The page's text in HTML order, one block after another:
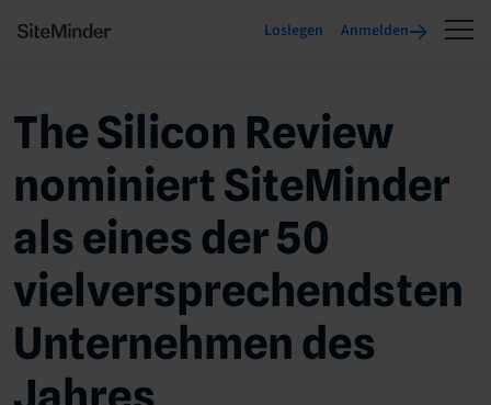
Loslegen Anmelden
The Silicon Review
nominiert SiteMinder
als eines der 50
vielversprechendsten
Unternehmen des